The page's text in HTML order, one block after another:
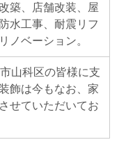
築、店舗改装、屋
水工事、耐震リフ
ノベーション。
山科区の皆様に支
飾は今もなお、家
せていただいてお